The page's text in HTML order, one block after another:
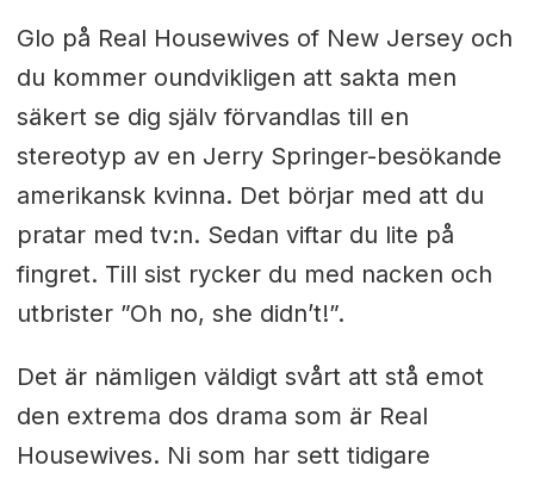
Glo på Real Housewives of New Jersey och
du kommer oundvikligen att sakta men
säkert se dig själv förvandlas till en
stereotyp av en Jerry Springer-besökande
amerikansk kvinna. Det börjar med att du
pratar med tv:n. Sedan viftar du lite på
fingret. Till sist rycker du med nacken och
utbrister ”Oh no, she didn’t!”.
Det är nämligen väldigt svårt att stå emot
den extrema dos drama som är Real
Housewives. Ni som har sett tidigare